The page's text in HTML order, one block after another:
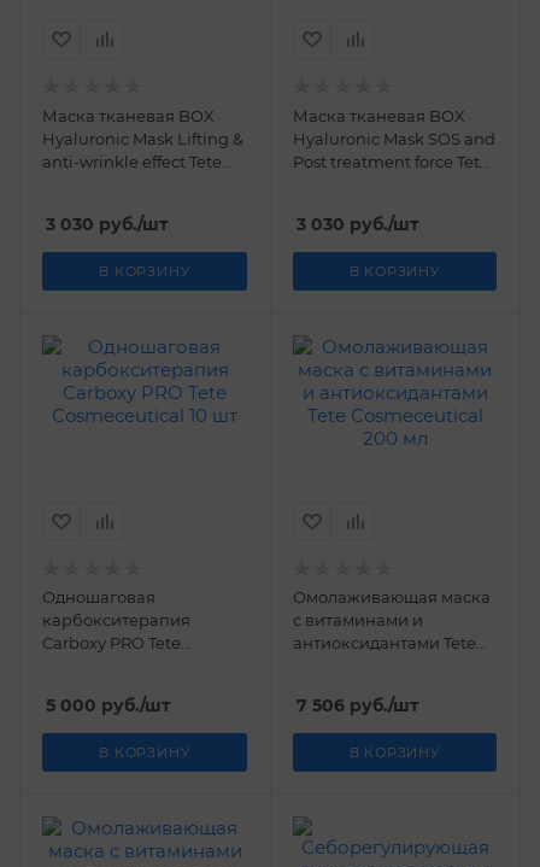
Маска тканевая BOX
Hyaluronic Mask Lifting &
anti-wrinkle effect Tetе
3 030 руб./шт
В КОРЗИНУ
Маска тканевая BOX
Hyaluronic Mask SOS and
Post treatment force Tetе
3 030 руб./шт
В КОРЗИНУ
Одношаговая
карбокситерапия
Carboxy PRO Tetе
5 000 руб./шт
В КОРЗИНУ
Омолаживающая маска
с витаминами и
антиоксидантами Tetе
7 506руб./шт
В КОРЗИНУ